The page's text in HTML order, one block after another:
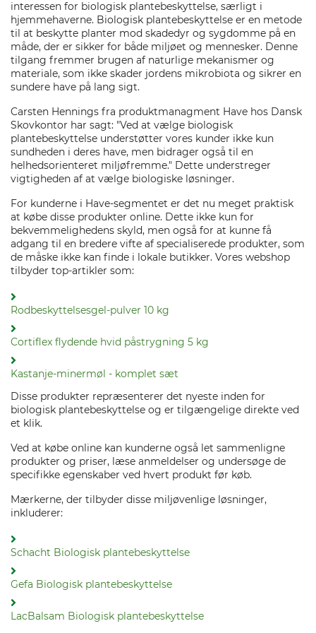
interessen for biologisk plantebeskyttelse, særligt i
hjemmehaverne. Biologisk plantebeskyttelse er en metode
til at beskytte planter mod skadedyr og sygdomme på en
måde, der er sikker for både miljøet og mennesker. Denne
tilgang fremmer brugen af naturlige mekanismer og
materiale, som ikke skader jordens mikrobiota og sikrer en
sundere have på lang sigt.
Carsten Hennings fra produktmanagment Have hos Dansk
Skovkontor har sagt: "Ved at vælge biologisk
plantebeskyttelse understøtter vores kunder ikke kun
sundheden i deres have, men bidrager også til en
helhedsorienteret miljøfremme." Dette understreger
vigtigheden af at vælge biologiske løsninger.
For kunderne i Have-segmentet er det nu meget praktisk
at købe disse produkter online. Dette ikke kun for
bekvemmelighedens skyld, men også for at kunne få
adgang til en bredere vifte af specialiserede produkter, som
de måske ikke kan finde i lokale butikker. Vores webshop
tilbyder top-artikler som:
Rodbeskyttelsesgel-pulver 10 kg
Cortiflex flydende hvid påstrygning 5 kg
Kastanje-minermøl - komplet sæt
Disse produkter repræsenterer det nyeste inden for
biologisk plantebeskyttelse og er tilgængelige direkte ved
et klik.
Ved at købe online kan kunderne også let sammenligne
produkter og priser, læse anmeldelser og undersøge de
specifikke egenskaber ved hvert produkt før køb.
Mærkerne, der tilbyder disse miljøvenlige løsninger,
inkluderer:
Schacht Biologisk plantebeskyttelse
Gefa Biologisk plantebeskyttelse
LacBalsam Biologisk plantebeskyttelse